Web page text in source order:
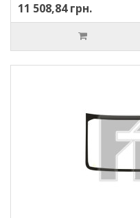
11 508,84 грн.